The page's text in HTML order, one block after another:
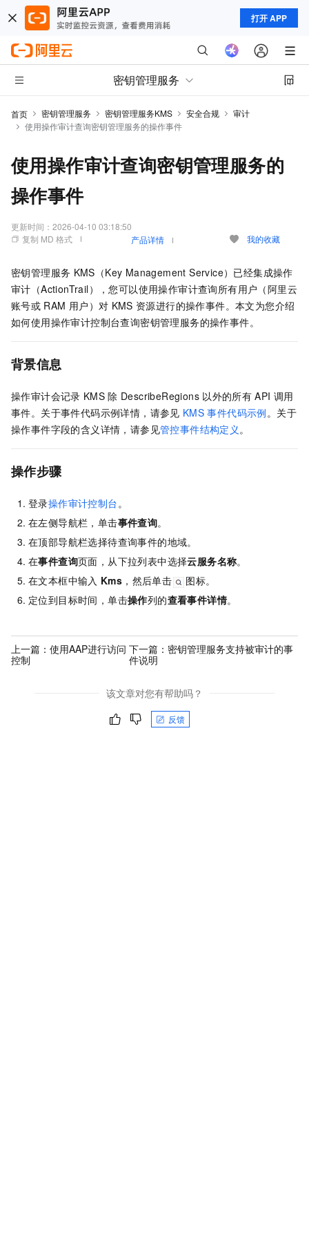
打开 APP
密钥管理服务
首页 密钥管理服务 密钥管理服务KMS 安全合规
审计
使用操作审计查询密钥管理服务的操作事件
使用操作审计查询密钥管理服务的
操作事件
更新时间： 2026-04-10 03:18:50
复制 MD 格式
产品详情 我的收藏
密钥管理服务 KMS（Key Management Service）已经集成操作
审计（ActionTrail），您可以使用操作审计查询所有用户（阿里云
账号或 RAM 用户）对 KMS 资源进行的操作事件。本文为您介绍
如何使用操作审计控制台查询密钥管理服务的操作事件。
背景信息
操作审计会记录 KMS 除 DescribeRegions 以外的所有 API 调用
事件。关于事件代码示例详情，请参见 KMS 事件代码示例。关于
操作事件字段的含义详情，请参见管控事件结构定义。
操作步骤
登录操作审计控制台。
在左侧导航栏，单击事件查询。
在顶部导航栏选择待查询事件的地域。
在事件查询页面，从下拉列表中选择云服务名称。
在文本框中输入 Kms ，然后单击
图标。
定位到目标时间，单击操作列的查看事件详情。
上一篇： 使用AAP进行访问
控制
下一篇： 密钥管理服务支持被审计的事
件说明
该文章对您有帮助吗？
反馈